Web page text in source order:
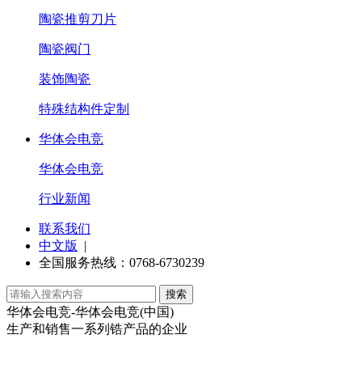
陶瓷推剪刀片
陶瓷阀门
装饰陶瓷
特殊结构件定制
华体会电竞
华体会电竞
行业新闻
联系我们
中文版
|
全国服务热线：0768-6730239
华体会电竞-华体会电竞(中国)
生产和销售一系列锆产品的企业